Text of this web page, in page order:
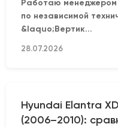
Работаю менеджером
по независимой
&laquo;Вертик...
28.07.2026
Hyundai Elantra
(2006–2010):